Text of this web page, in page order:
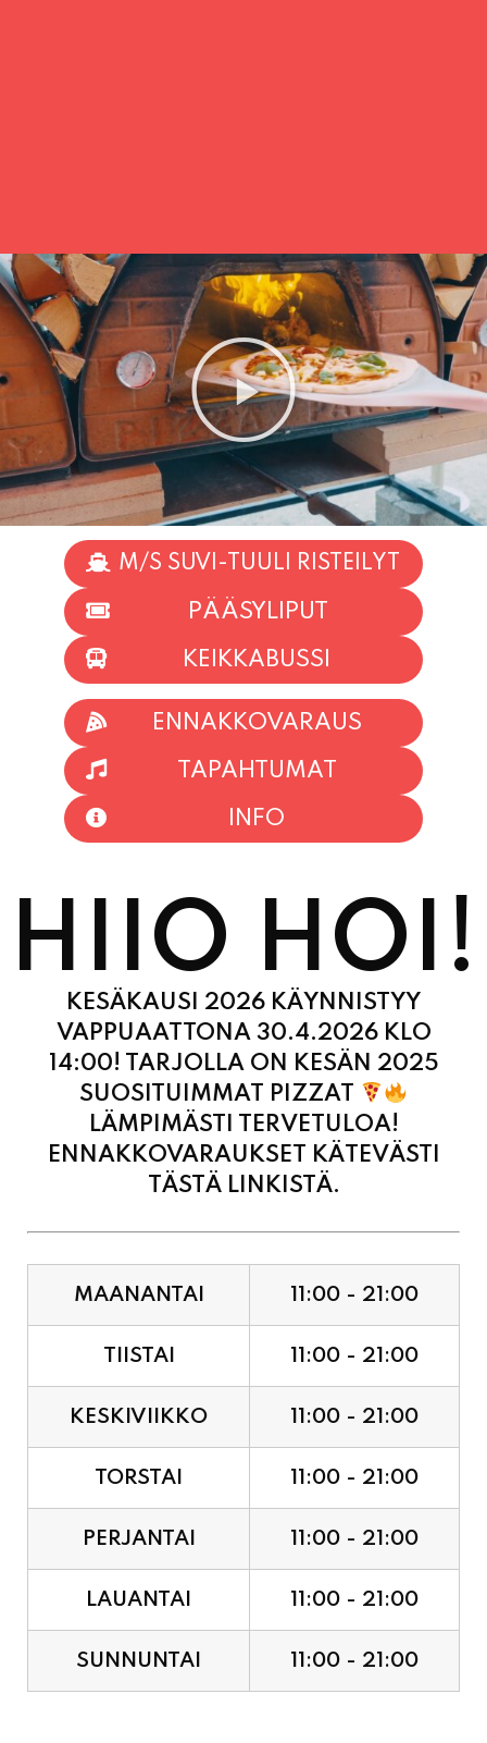
HIIO HOI!
KESÄKAUSI 2026 KÄYNNISTYY
VAPPUAATTONA 30.4.2026 KLO
14:00! TARJOLLA ON KESÄN 2025
SUOSITUIMMAT PIZZAT
LÄMPIMÄSTI TERVETULOA!
ENNAKKOVARAUKSET KÄTEVÄSTI
TÄSTÄ LINKISTÄ.
MAANANTAI 11:00 - 21:00
TIISTAI 11:00 - 21:00
KESKIVIIKKO 11:00 - 21:00
TORSTAI 11:00 - 21:00
PERJANTAI 11:00 - 21:00
LAUANTAI 11:00 - 21:00
SUNNUNTAI 11:00 - 21:00